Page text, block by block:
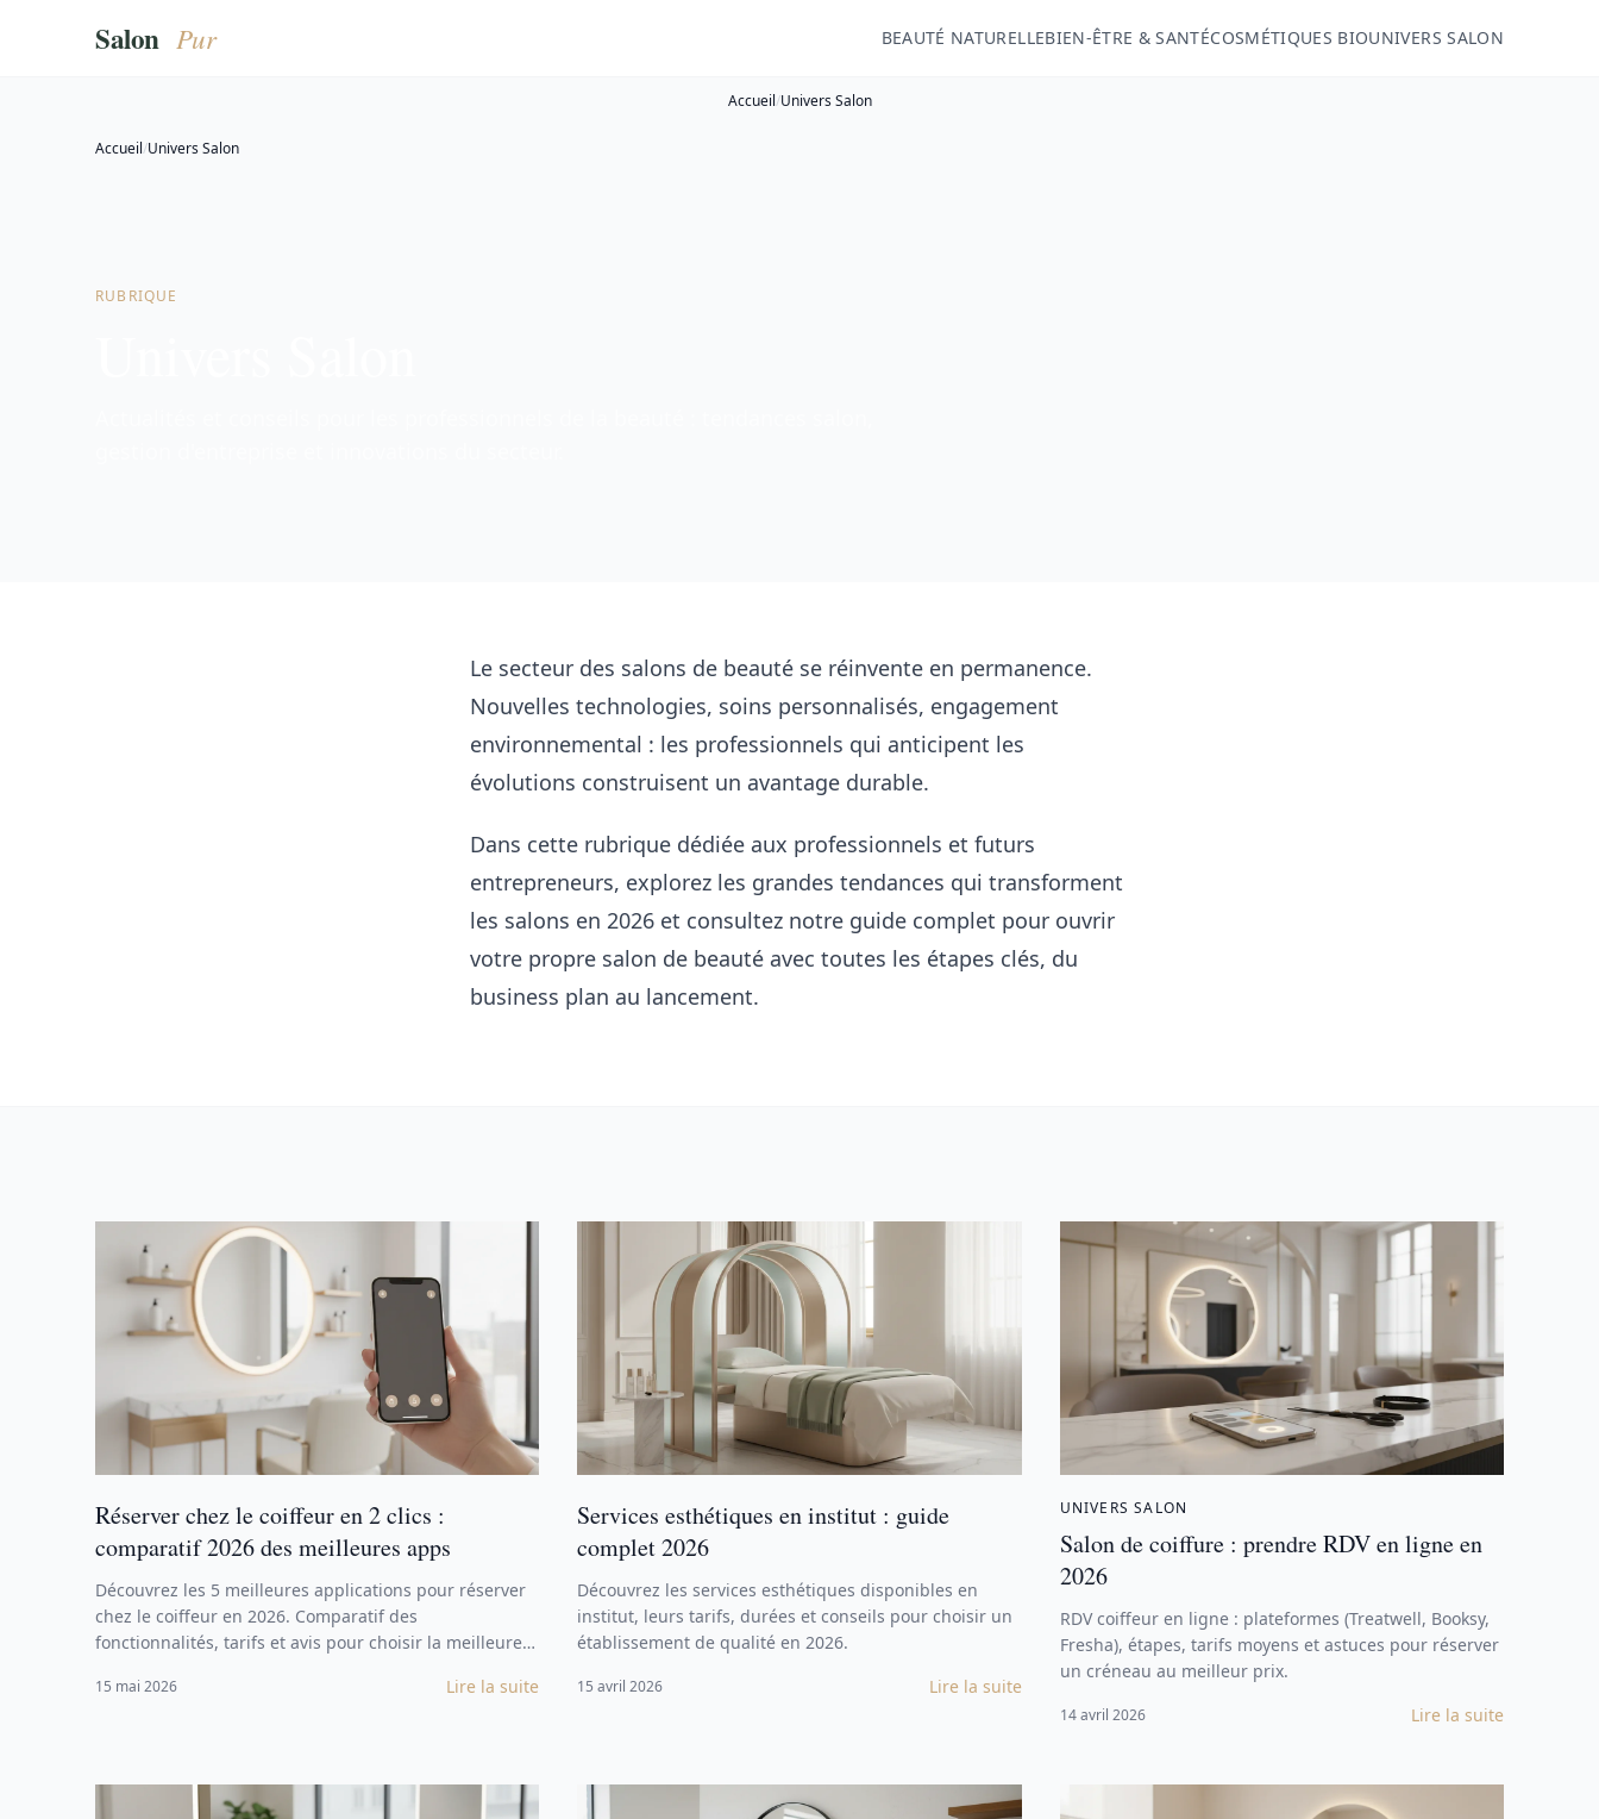
BEAUTÉ NATURELLEBIEN-ÊTRE & SANTÉCOSMÉTIQUES BIOUNIVERS SALON
Accueil/Univers Salon
Accueil/Univers Salon
RUBRIQUE
Le secteur des salons de beauté se réinvente en permanence.
Nouvelles technologies, soins personnalisés, engagement
environnemental : les professionnels qui anticipent les
évolutions construisent un avantage durable.
Dans cette rubrique dédiée aux professionnels et futurs
entrepreneurs, explorez les grandes tendances qui transforment
les salons en 2026 et consultez notre guide complet pour ouvrir
votre propre salon de beauté avec toutes les étapes clés, du
business plan au lancement.
Réserver chez le coiffeur en 2 clics :
comparatif 2026 des meilleures apps
Découvrez les 5 meilleures applications pour réserver
chez le coiffeur en 2026. Comparatif des
fonctionnalités, tarifs et avis pour choisir la meilleure
15 mai 2026 Lire la suite
Services esthétiques en institut : guide
complet 2026
Découvrez les services esthétiques disponibles en
institut, leurs tarifs, durées et conseils pour choisir un
établissement de qualité en 2026.
15 avril 2026 Lire la suite
UNIVERS SALON
Salon de coiffure : prendre RDV en ligne en
2026
RDV coiffeur en ligne : plateformes (Treatwell, Booksy,
Fresha), étapes, tarifs moyens et astuces pour réserver
un créneau au meilleur prix.
14 avril 2026 Lire la suite